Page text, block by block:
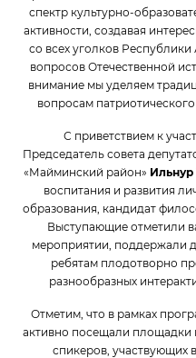
спектр культурно-
активности, создавая
со всех уголков
вопросов Отечественной
внимание мы уделяем
вопросам
С приветствием к
Председатель совета
«Майминский район» Ильнур
воспитания и развития
образования, кандидат
Выступающие отметили
мероприятии, поддержали
ребятам плодотворно
разнообразных
Отметим, что в рамках
активно посещали площадки
спикеров, участвующих